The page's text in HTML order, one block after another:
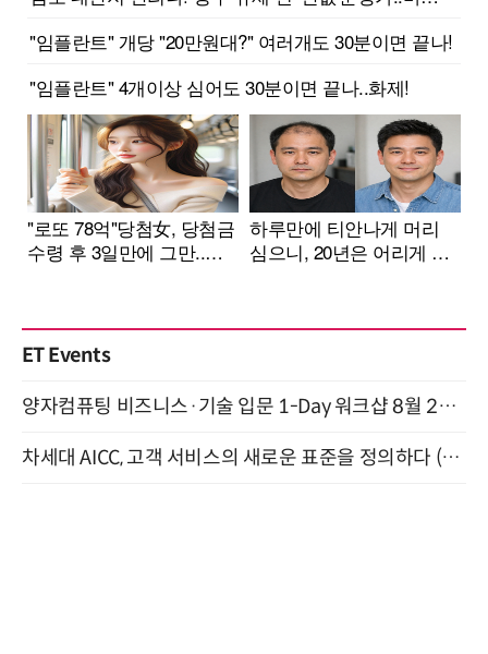
ET Events
양자컴퓨팅 비즈니스·기술 입문 1-Day 워크샵 8월 28일 개최
차세대 AICC, 고객 서비스의 새로운 표준을 정의하다 (9/9)